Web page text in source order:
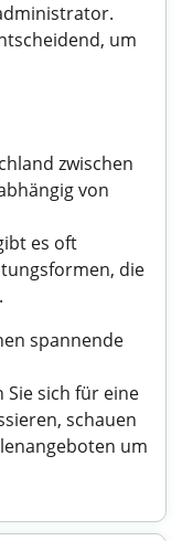
um
zwischen
von
es oft
die
spannende
Sie sich für eine
schauen
um